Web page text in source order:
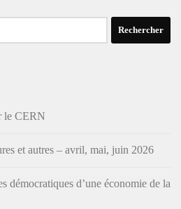
le CERN
et autres – avril, mai, juin 2026
démocratiques d’une économie de la